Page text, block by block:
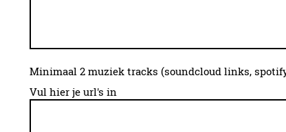
Minimaal 2 muziek tracks (soundcloud links,
Vul hier je url's in